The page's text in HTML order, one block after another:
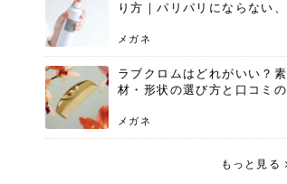
り方｜パリパリにならない、
メガネ
ラブクロムはどれがいい？素
材・形状の選び方と口コミの
メガネ
もっと見る